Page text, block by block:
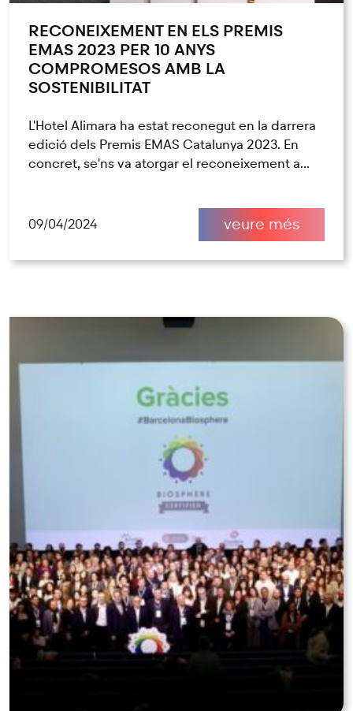
RECONEIXEMENT EN ELS PREMIS
EMAS 2023 PER 10 ANYS
COMPROMESOS AMB LA
SOSTENIBILITAT
L'Hotel Alimara ha estat reconegut en la darrera
edició dels Premis EMAS Catalunya 2023. En
concret, se'ns va atorgar el reconeixement a...
09/04/2024 veure més